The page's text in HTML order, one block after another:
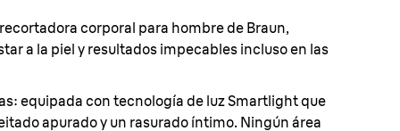
corporal para hombre de Braun,
a la piel y resultados impecables incluso en las
equipada con tecnología de luz Smartlight que
apurado y un rasurado íntimo. Ningún área